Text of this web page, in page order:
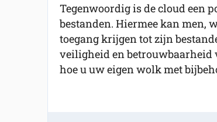
Tegenwoordig is de cloud een
bestanden. Hiermee kan men,
toegang krijgen tot zijn
veiligheid en betrouwbaarheid
hoe u uw eigen wolk met